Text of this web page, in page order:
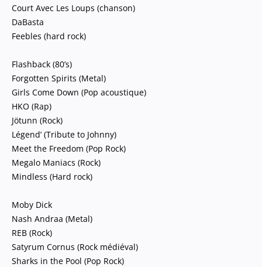
Court Avec Les Loups (chanson)
DaBasta
Feebles (hard rock)
Flashback (80’s)
Forgotten Spirits (Metal)
Girls Come Down (Pop acoustique)
HKO (Rap)
Jötunn (Rock)
Légend’ (Tribute to Johnny)
Meet the Freedom (Pop Rock)
Megalo Maniacs (Rock)
Mindless (Hard rock)
Moby Dick
Nash Andraa (Metal)
REB (Rock)
Satyrum Cornus (Rock médiéval)
Sharks in the Pool (Pop Rock)